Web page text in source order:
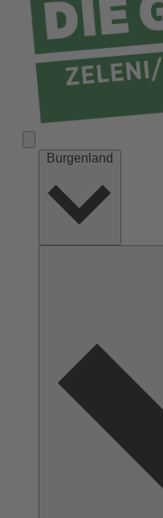
Burgenland